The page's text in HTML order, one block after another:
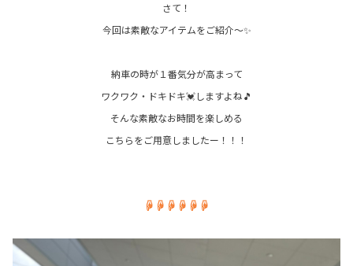
さて！
今回は素敵なアイテムをご紹介～✨
納車の時が１番気分が高まって
ワクワク・ドキドキ💓しますよね🎵
そんな素敵なお時間を楽しめる
こちらをご用意しましたー！！！
☟☟☟☟☟☟